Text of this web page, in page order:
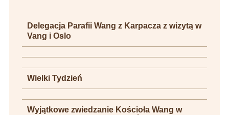
Delegacja Parafii Wang z Karpacza z wizytą w
Vang i Oslo
Wielki Tydzień
Wyjątkowe zwiedzanie Kościoła Wang w